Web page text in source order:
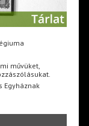
művüket,
Egyháznak